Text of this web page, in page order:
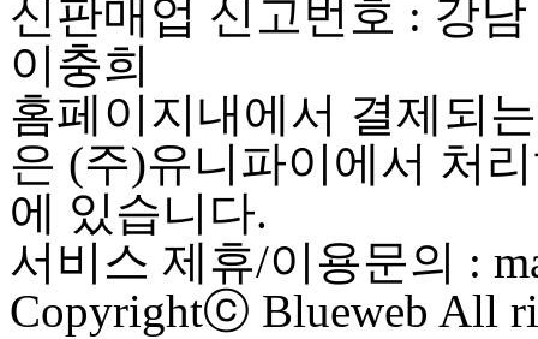
신판매업 신고번호 : 강
이충희
홈페이지내에서 결제되
은 (주)유니파이에서 처
에 있습니다.
서비스 제휴/이용문의 :
Copyrightⓒ Blueweb All